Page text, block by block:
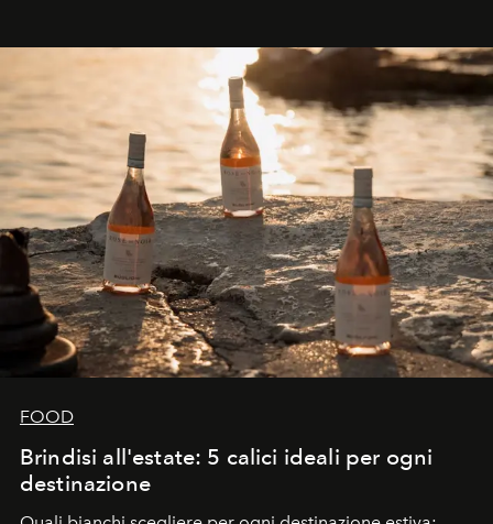
FOOD
Brindisi all'estate: 5 calici ideali per ogni
destinazione